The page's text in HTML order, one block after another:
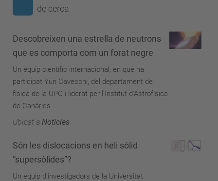
de cerca
Descobreixen una estrella de neutrons
que es comporta com un forat negre
Un equip científic internacional, en què ha
participat Yuri Cavecchi, del departament de
física de la UPC i liderat per l'Institut d'Astrofísica
de Canàries ...
Ubicat a Notícies
Són les dislocacions en heli sòlid
“supersòlides”?
Un equip d'investigadors de la Universitat